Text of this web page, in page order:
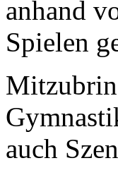
anhand
Spielen
auch